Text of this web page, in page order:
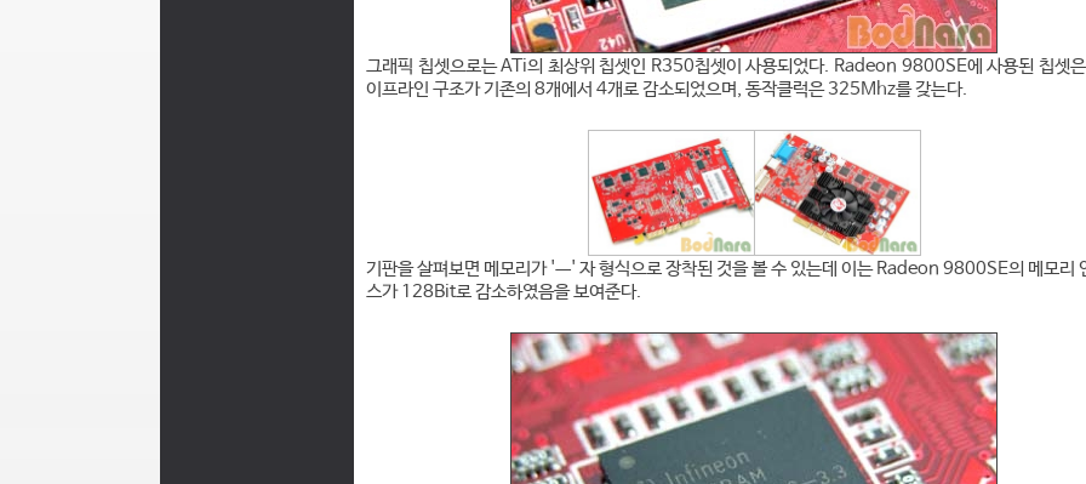
그래픽 칩셋으로는 ATi의 최상위 칩셋인 R350칩셋이 사용되었다. Radeon 9800SE에 사용된 칩셋
이프라인 구조가 기존의 8개에서 4개로 감소되었으며, 동작클럭은 325Mhz를 갖는다.
기판을 살펴보면 메모리가 'ㅡ' 자 형식으로 장착된 것을 볼 수 있는데 이는 Radeon 9800SE의 메모리
스가 128Bit로 감소하였음을 보여준다.